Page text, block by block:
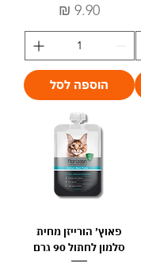
מחיר
הוספה לסל
פאוץ׳ הורייזן מחית
סלמון לחתול 90 גרם